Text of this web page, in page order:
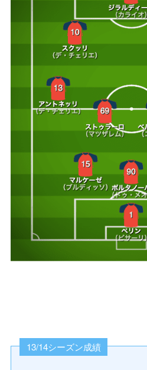
13/14シーズン成績